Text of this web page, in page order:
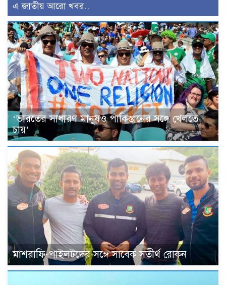
এ জাতীয় আরো খবর..
‘ভারতের সাধারণ মানুষও পাকিস্তানের সঙ্গে খেলতে
চায়’
মাশরাফি-পাইলটদের সঙ্গে সাবেক সতীর্থ রোকন